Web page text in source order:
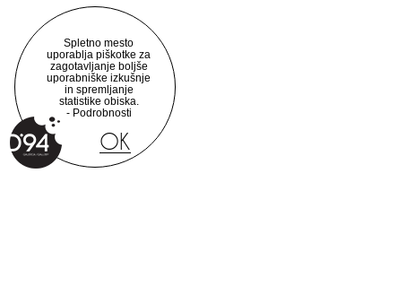
Spletno mesto
uporablja piškotke za
zagotavljanje boljše
uporabniške izkušnje
in spremljanje
statistike obiska.
Podrobnosti
OK